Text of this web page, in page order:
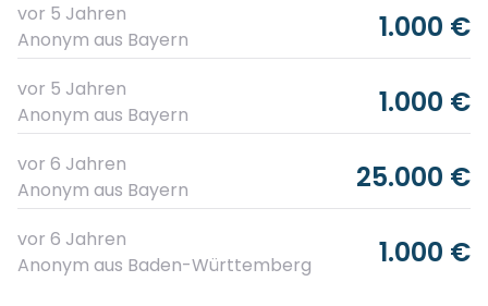
vor 5 Jahren
Anonym aus Bayern 1.000 €
vor 5 Jahren
Anonym aus Bayern 1.000 €
vor 6 Jahren
Anonym aus Bayern 25.000 €
vor 6 Jahren
Anonym aus Baden-Württemberg 1.000 €